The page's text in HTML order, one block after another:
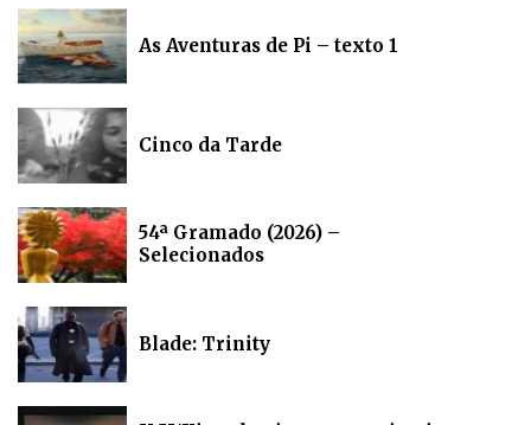
As Aventuras de Pi – texto 1
Cinco da Tarde
54ª Gramado (2026) –
Selecionados
Blade: Trinity